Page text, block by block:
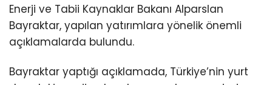
Enerji ve Tabii Kaynaklar Bakanı Alparslan
Bayraktar, yapılan yatırımlara yönelik önemli
açıklamalarda bulundu.
Bayraktar yaptığı açıklamada, Türkiye’nin yurt